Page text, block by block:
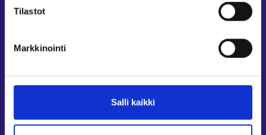
Tilastot
Markkinointi
Salli kaikki
Seuraa meitä
LinkedIn⁠
Youtube⁠